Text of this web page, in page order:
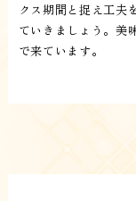
クス期間と捉え工夫
ていきましょう。美
で来ています。